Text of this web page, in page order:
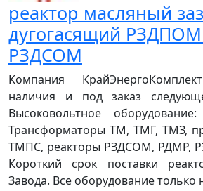
реактор масляный
дугогасящий
РЗДСОМ
Компания
наличия и под заказ
Высоковольтное
Трансформаторы ТМ, ТМГ, ТМЗ,
ТМПС, реакторы РЗДСОМ, РДМР,
Короткий срок поставки
Завода. Все оборудование только